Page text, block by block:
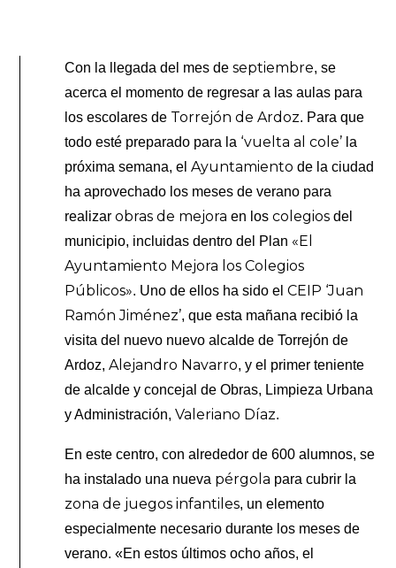
Con la llegada del mes deseptiembre, se
acerca el momento de regresar a las aulas para
los escolares de Torrejón de Ardoz. Para que
todo esté preparado para la ‘vuelta al cole’ la
próxima semana, elAyuntamiento de la ciudad
ha aprovechado los meses de verano para
realizar obras de mejora en loscolegios del
municipio, incluidas dentro del Plan «El
Ayuntamiento Mejora los Colegios
Públicos». Uno de ellos ha sido elCEIP ‘Juan
Ramón Jiménez’, que esta mañana recibió la
visita del nuevo nuevo alcalde de Torrejón de
Ardoz,Alejandro Navarro, y el primer teniente
de alcalde y concejal de Obras, Limpieza Urbana
y Administración,Valeriano Díaz.
En este centro, con alrededor de 600 alumnos, se
ha instalado una nueva pérgola para cubrir la
zona de juegos infantiles, un elemento
especialmente necesario durante los meses de
verano. «En estos últimos ocho años, el